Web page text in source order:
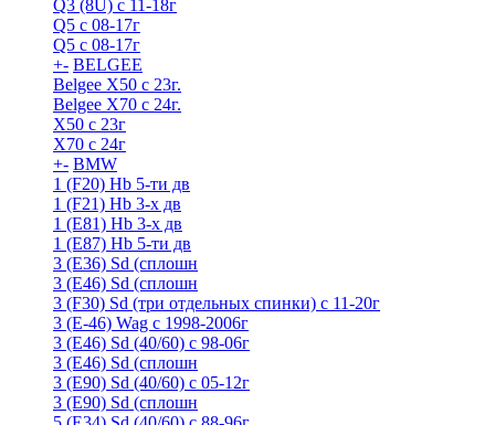
Q3 (8U) с 11-18г
Q5 с 08-17г
Q5 с 08-17г
+- BELGEE
Belgee X50 с 23г.
Belgee X70 с 24г.
X50 с 23г
X70 с 24г
+- BMW
1 (F20) Hb 5-ти дв
1 (F21) Hb 3-х дв
1 (Е81) Hb 3-х дв
1 (Е87) Hb 5-ти дв
3 (E36) Sd (сплошн
3 (E46) Sd (сплошн
3 (F30) Sd (три отдельных спинки) с 11-20г
3 (Е-46) Wag с 1998-2006г
3 (Е46) Sd (40/60) с 98-06г
3 (Е46) Sd (сплошн
3 (Е90) Sd (40/60) с 05-12г
3 (Е90) Sd (сплошн